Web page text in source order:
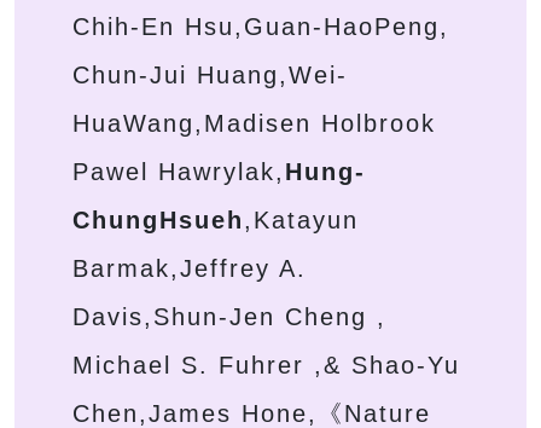
Chih-En Hsu,Guan-HaoPeng,
Chun-Jui Huang,Wei-
HuaWang,Madisen Holbrook
Pawel Hawrylak, Hung-
ChungHsueh,Katayun
Barmak,Jeffrey A.
Davis,Shun-Jen Cheng ,
Michael S. Fuhrer ,& Shao-Yu
Chen,James Hone,《Nature